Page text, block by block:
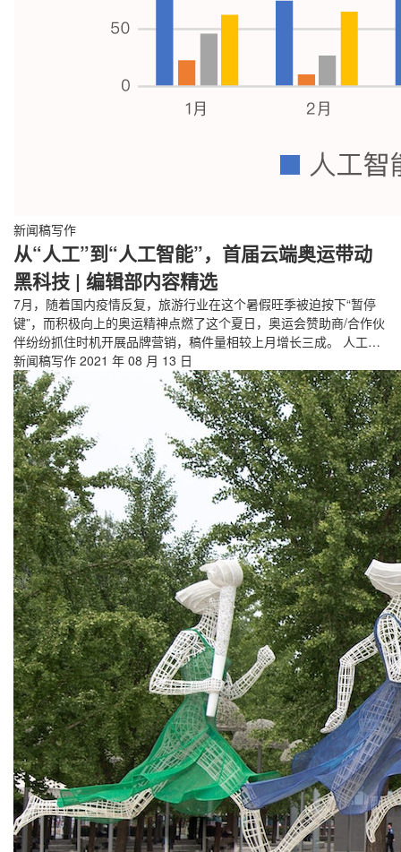
新闻稿写作
从“人工”到“人工智能”，首届云端奥运带动
黑科技 | 编辑部内容精选
7月，随着国内疫情反复，旅游行业在这个暑假旺季被迫按下“暂停
键”，而积极向上的奥运精神点燃了这个夏日，奥运会赞助商/合作伙
伴纷纷抓住时机开展品牌营销，稿件量相较上月增长三成。 人工…
新闻稿写作 2021 年 08 月 13 日